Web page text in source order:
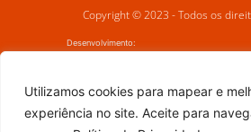
Utilizamos cookies para mapear e
experiência no site. Aceite para
Copyright © 2023 - Todos os
Desenvolvimento: